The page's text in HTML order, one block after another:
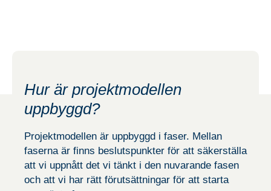
Hur är projektmodellen
uppbyggd?
Projektmodellen är uppbyggd i faser. Mellan
faserna är finns beslutspunkter för att säkerställa
att vi uppnått det vi tänkt i den nuvarande fasen
och att vi har rätt förutsättningar för att starta